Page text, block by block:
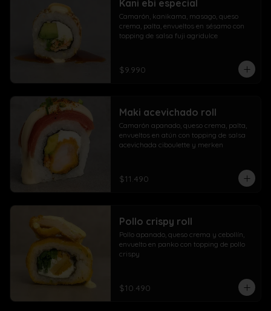
Kani ebi especial
Camarón, kanikama, masago, queso
crema, palta, envueltos en sésamo con
topping de salsa fuji agridulce
$9.990
Maki acevichado roll
Camarón apanado, queso crema, palta,
envueltos en atún con topping de salsa
acevichada ciboulette y merken
$11.490
Pollo crispy roll
Pollo apanado, queso crema y cebollín,
envuelto en panko con topping de pollo
crispy
$10.490